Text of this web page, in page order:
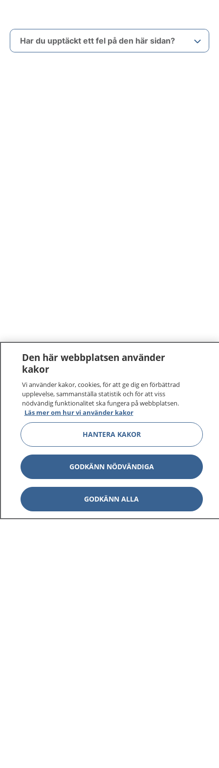
Har du upptäckt ett fel på den här sidan?
Den här webbplatsen använder
kakor
Vi använder kakor, cookies, för att ge dig en förbättrad
upplevelse, sammanställa statistik och för att viss
nödvändig funktionalitet ska fungera på webbplatsen.
Läs mer om hur vi använder kakor
HANTERA KAKOR
GODKÄNN NÖDVÄNDIGA
GODKÄNN ALLA